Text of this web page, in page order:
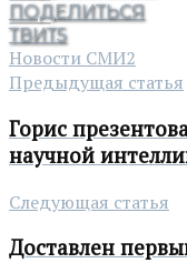
ПОДЕЛИТЬСЯ
ТВИТ5
Новости СМИ2
Предыдущая статья
Горис
научной
Следующая статья
Доставлен